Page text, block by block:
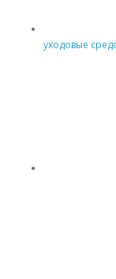
уходовые